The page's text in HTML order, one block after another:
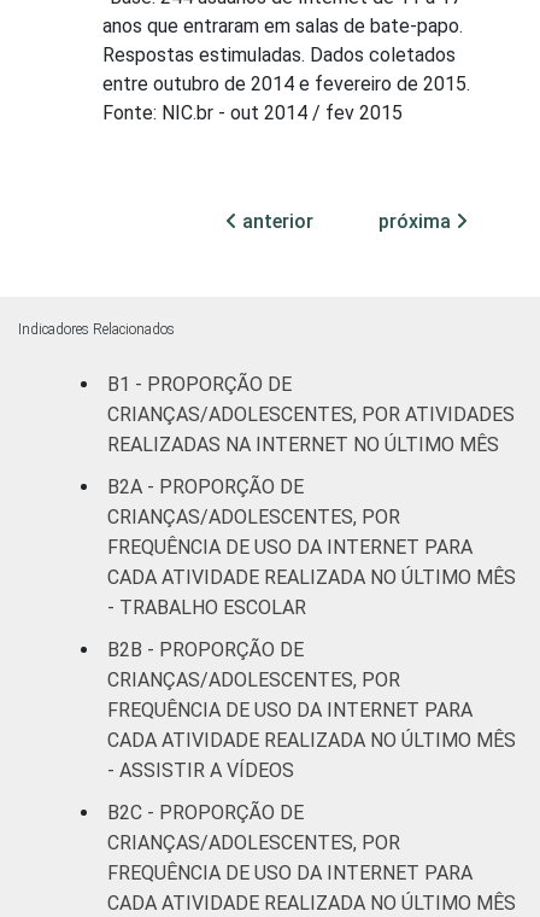
anos que entraram em salas de bate-papo.
Respostas estimuladas. Dados coletados
entre outubro de 2014 e fevereiro de 2015.
Fonte: NIC.br - out 2014 / fev 2015
anterior próxima
Indicadores Relacionados
B1 - PROPORÇÃO DE
CRIANÇAS/ADOLESCENTES, POR ATIVIDADES
REALIZADAS NA INTERNET NO ÚLTIMO MÊS
B2A - PROPORÇÃO DE
CRIANÇAS/ADOLESCENTES, POR
FREQUÊNCIA DE USO DA INTERNET PARA
CADA ATIVIDADE REALIZADA NO ÚLTIMO MÊS
- TRABALHO ESCOLAR
B2B - PROPORÇÃO DE
CRIANÇAS/ADOLESCENTES, POR
FREQUÊNCIA DE USO DA INTERNET PARA
CADA ATIVIDADE REALIZADA NO ÚLTIMO MÊS
- ASSISTIR A VÍDEOS
B2C - PROPORÇÃO DE
CRIANÇAS/ADOLESCENTES, POR
FREQUÊNCIA DE USO DA INTERNET PARA
CADA ATIVIDADE REALIZADA NO ÚLTIMO MÊS